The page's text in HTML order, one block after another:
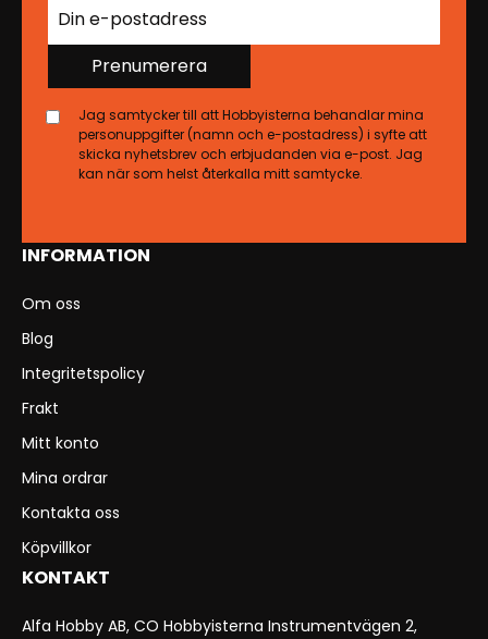
INFORMATION
Om oss
Blog
Integritetspolicy
Frakt
Mitt konto
Mina ordrar
Kontakta oss
Köpvillkor
KONTAKT
Alfa Hobby AB, CO Hobbyisterna Instrumentvägen 2,
Prenumerera
Jag samtycker till att Hobbyisterna behandlar mina
personuppgifter (namn och e-postadress) i syfte att
skicka nyhetsbrev och erbjudanden via e-post. Jag
kan när som helst återkalla mitt samtycke.